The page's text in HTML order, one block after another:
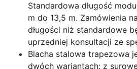
Standardowa długość
m do 13,5 m. Zamówienia
długości niż standardowe
uprzedniej konsultacji ze
Blacha stalowa trapezowa
dwóch wariantach: z